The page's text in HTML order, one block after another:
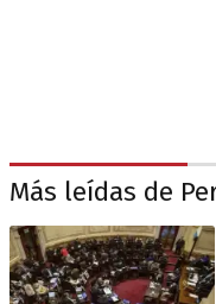
Más leídas de